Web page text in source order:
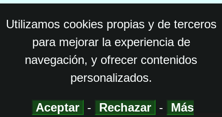
Utilizamos cookies propias y de terceros
para mejorar la experiencia de
navegación, y ofrecer contenidos
personalizados.
Aceptar - Rechazar - Más